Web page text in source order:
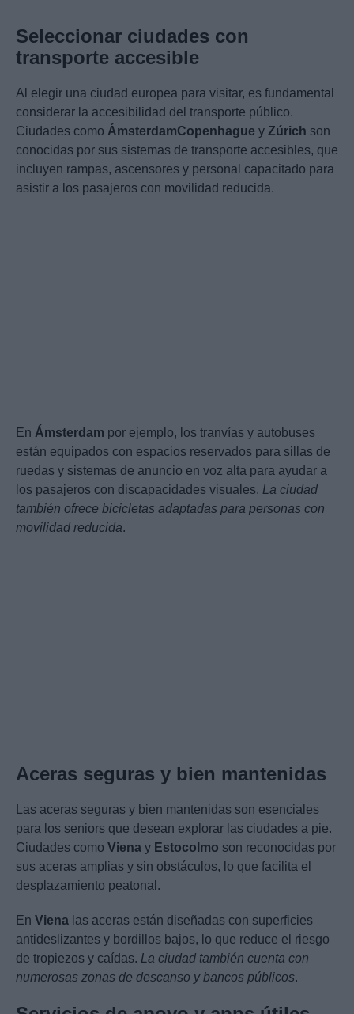
Seleccionar ciudades con
transporte accesible
Al elegir una ciudad europea para visitar, es fundamental
considerar la accesibilidad del transporte público.
Ciudades como ÁmsterdamCopenhague y Zúrich son
conocidas por sus sistemas de transporte accesibles, que
incluyen rampas, ascensores y personal capacitado para
asistir a los pasajeros con movilidad reducida.
En Ámsterdam por ejemplo, los tranvías y autobuses
están equipados con espacios reservados para sillas de
ruedas y sistemas de anuncio en voz alta para ayudar a
los pasajeros con discapacidades visuales. La ciudad
también ofrece bicicletas adaptadas para personas con
movilidad reducida.
Aceras seguras y bien mantenidas
Las aceras seguras y bien mantenidas son esenciales
para los seniors que desean explorar las ciudades a pie.
Ciudades como Viena y Estocolmo son reconocidas por
sus aceras amplias y sin obstáculos, lo que facilita el
desplazamiento peatonal.
En Viena las aceras están diseñadas con superficies
antideslizantes y bordillos bajos, lo que reduce el riesgo
de tropiezos y caídas. La ciudad también cuenta con
numerosas zonas de descanso y bancos públicos.